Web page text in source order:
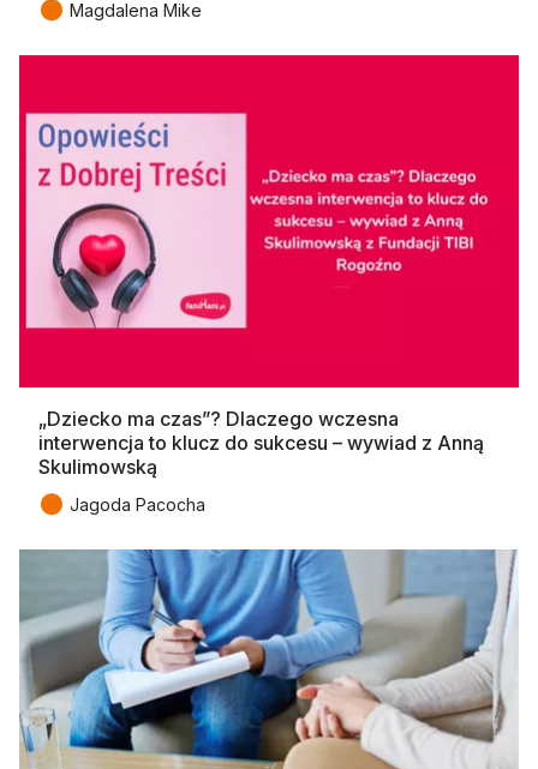
● Magdalena Mike
„Dziecko ma czas”? Dlaczego wczesna
interwencja to klucz do sukcesu – wywiad z Anną
Skulimowską
● Jagoda Pacocha